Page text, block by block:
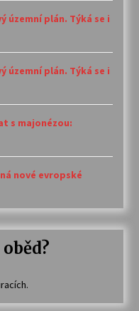
územní plán. Týká se i
územní plán. Týká se i
s majonézou:
nové evropské